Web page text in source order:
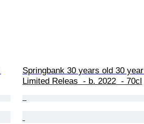
Springbank 30 years old 30 year
Limited Releas  - b. 2022  - 70cl